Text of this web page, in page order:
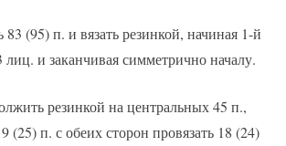
(95) п. и вязать резинкой, начиная 1-й
лиц. и заканчивая симметрично началу.
резинкой на центральных 45 п.,
(25) п. с обеих сторон провязать 18 (24)